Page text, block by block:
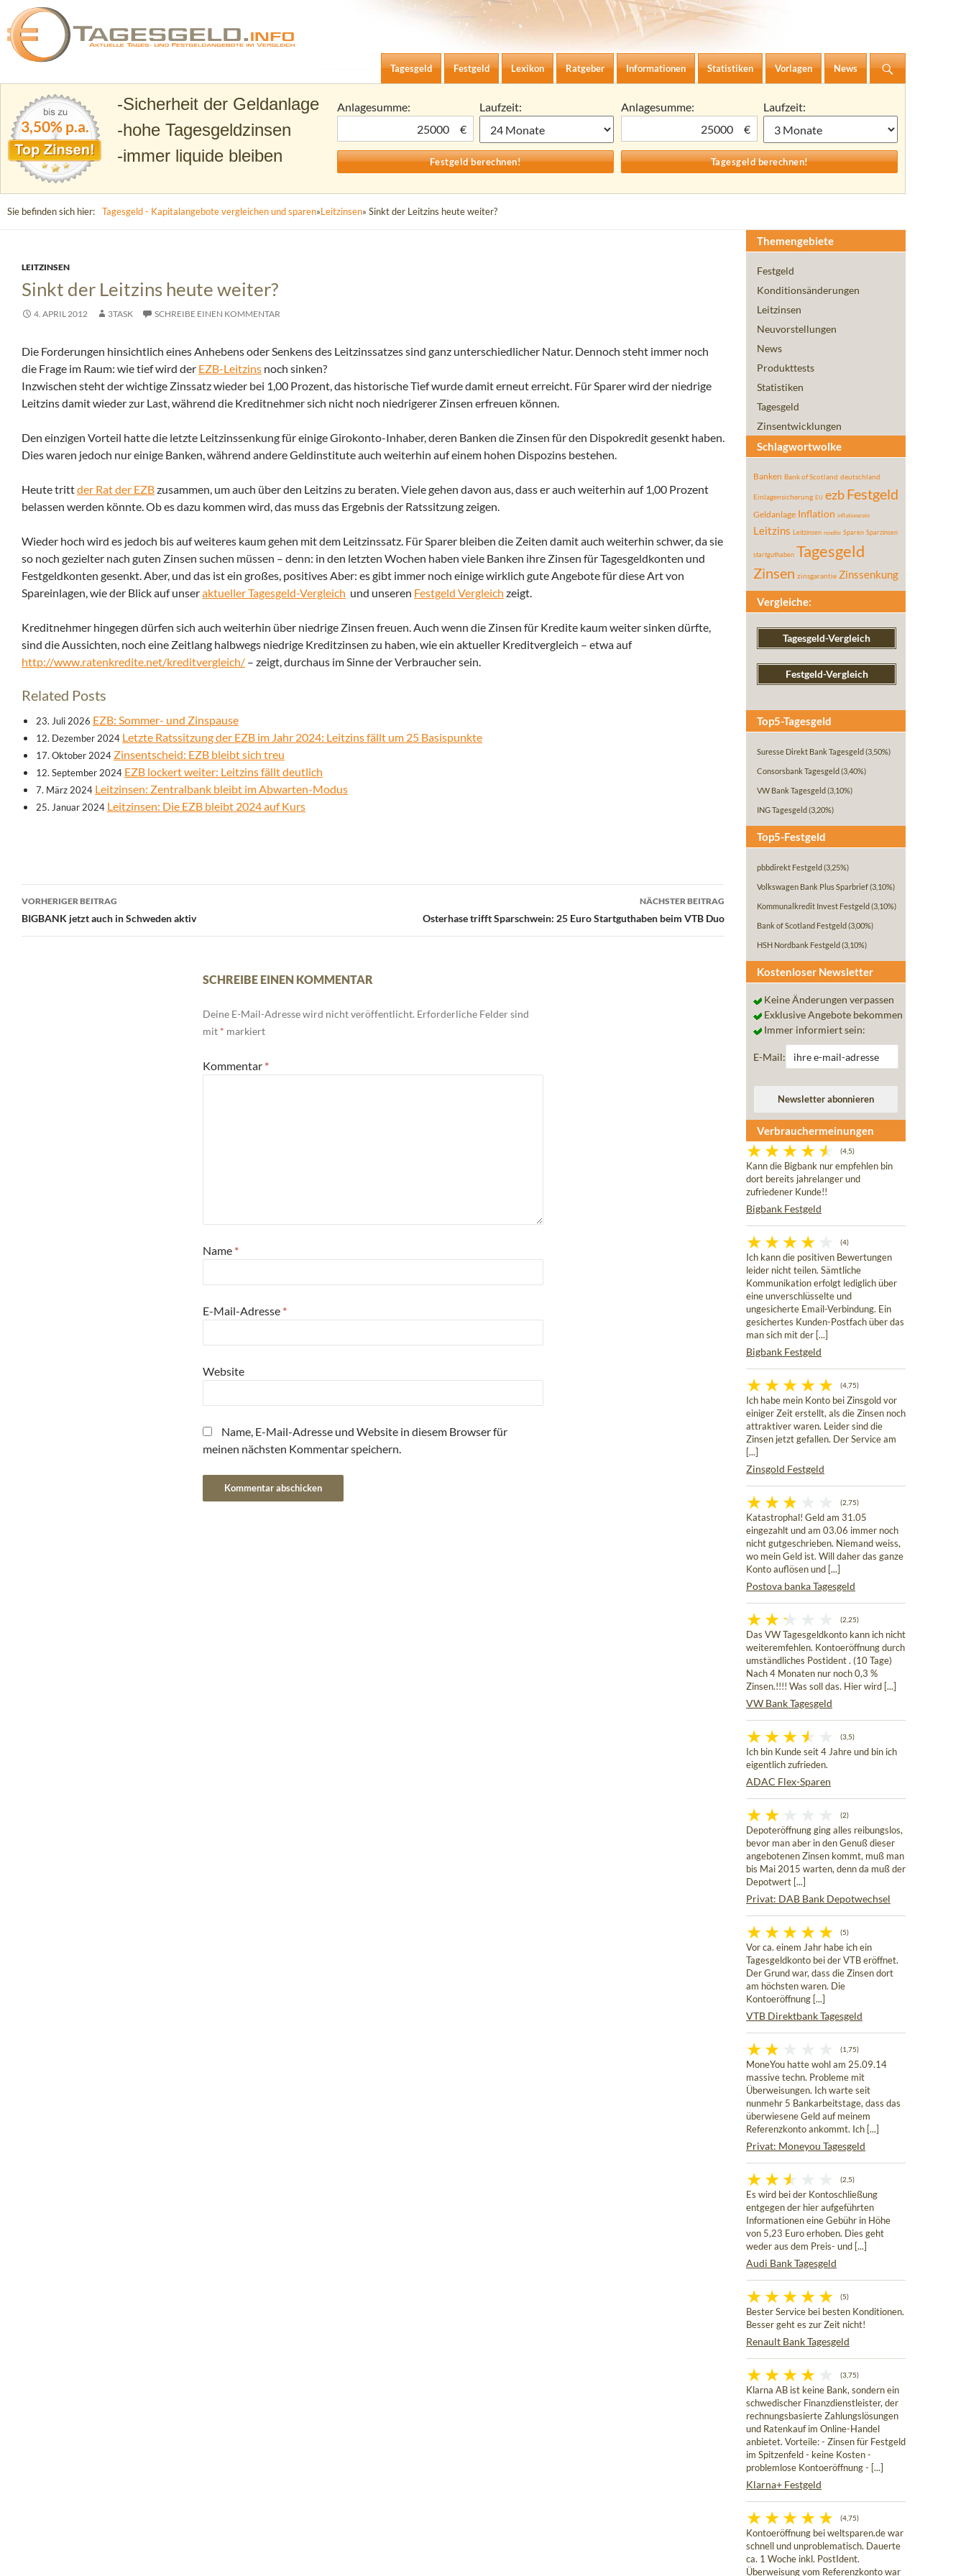
Tagesgeld.info – Tagesgeldkonten vergleichen und Tagesgeld-Zinsen berechnen
Zum Inhalt springen
Tagesgeld
Festgeld Lexikon Ratgeber Informationen Statistiken Vorlagen News
3,50% p.a.
Sicherheit der Geldanlage
hohe Tagesgeldzinsen
immer liquide bleiben
Anlagesumme:
€
Laufzeit:
Anlagesumme:
€
Laufzeit:
Sie befinden sich hier: Tagesgeld - Kapitalangebote vergleichen und sparen»Leitzinsen» Sinkt der Leitzins heute weiter?
LEITZINSEN
Sinkt der Leitzins heute weiter?
4. APRIL 2012 3TASK SCHREIBE EINEN KOMMENTAR
Die Forderungen hinsichtlich eines Anhebens oder Senkens des Leitzinssatzes sind ganz unterschiedlicher Natur. Dennoch steht immer noch
die Frage im Raum: wie tief wird der EZB-Leitzins noch sinken?
Inzwischen steht der wichtige Zinssatz wieder bei 1,00 Prozent, das historische Tief wurde damit erneut erreicht. Für Sparer wird der niedrige
Leitzins damit wieder zur Last, während die Kreditnehmer sich nicht noch niedrigerer Zinsen erfreuen können.
Den einzigen Vorteil hatte die letzte Leitzinssenkung für einige Girokonto-Inhaber, deren Banken die Zinsen für den Dispokredit gesenkt haben.
Dies waren jedoch nur einige Banken, während andere Geldinstitute auch weiterhin auf einem hohen Dispozins bestehen.
Heute trittder Rat der EZBzusammen, um auch über den Leitzins zu beraten. Viele gehen davon aus, dass er auch weiterhin auf 1,00 Prozent
belassen werden könnte. Ob es dazu kommen wird, das muss das Ergebnis der Ratssitzung zeigen.
Wieder hoch wird es jedoch bis auf weiteres kaum gehen mit dem Leitzinssatz. Für Sparer bleiben die Zeiten damit auch weiterhin schwer, da sie
so noch gezielter nach guten Zinsen suchen müssen – denn: in den letzten Wochen haben viele Banken ihre Zinsen für Tagesgeldkonten und
Festgeldkonten gesenkt. Aber, und das ist ein großes, positives Aber: es gibt immer noch einige wirklich gute Angebote für diese Art von
Spareinlagen, wie der Blick auf unseraktueller Tagesgeld-Vergleich und unseren Festgeld Vergleich zeigt.
Kreditnehmer hingegen dürfen sich auch weiterhin über niedrige Zinsen freuen. Auch wenn die Zinsen für Kredite kaum weiter sinken dürfte,
sind die Aussichten, noch eine Zeitlang halbwegs niedrige Kreditzinsen zu haben, wie ein aktueller Kreditvergleich – etwa auf
http://www.ratenkredite.net/kreditvergleich/ – zeigt, durchaus im Sinne der Verbraucher sein.
Related Posts
23. Juli 2026 EZB: Sommer- und Zinspause
12. Dezember 2024 Letzte Ratssitzung der EZB im Jahr 2024: Leitzins fällt um 25 Basispunkte
17. Oktober 2024 Zinsentscheid: EZB bleibt sich treu
12. September 2024 EZB lockert weiter: Leitzins fällt deutlich
7. März 2024 Leitzinsen: Zentralbank bleibt im Abwarten-Modus
25. Januar 2024 Leitzinsen: Die EZB bleibt 2024 auf Kurs
Beitrags-
Navigation
VORHERIGER BEITRAG
BIGBANK jetzt auch in Schweden aktiv
NÄCHSTER BEITRAG
Osterhase trifft Sparschwein: 25 Euro Startguthaben beim VTB Duo
SCHREIBE EINEN KOMMENTAR
Deine E-Mail-Adresse wird nicht veröffentlicht. Erforderliche Felder sind
mit * markiert
Kommentar *
Name *
E-Mail-Adresse *
Website
Name, E-Mail-Adresse und Website in diesem Browser für
meinen nächsten Kommentar speichern.
Themengebiete
Festgeld
Konditionsänderungen
Leitzinsen
Neuvorstellungen
News
Produkttests
Statistiken
Tagesgeld
Zinsentwicklungen
Schlagwortwolke
Banken Bank of Scotland deutschland
Einlagensicherung EU ezbFestgeld
Geldanlage Inflation inflationsrate
Leitzins Leitzinsen rendite Sparen Sparzinsen
startguthaben Tagesgeld
Zinsen zinsgarantie Zinssenkung
Vergleiche:
Tagesgeld-Vergleich
Festgeld-Vergleich
Top5-Tagesgeld
Suresse Direkt Bank Tagesgeld (3,50%)
Consorsbank Tagesgeld (3,40%)
VW Bank Tagesgeld (3,10%)
ING Tagesgeld (3,20%)
Top5-Festgeld
pbbdirekt Festgeld (3,25%)
Volkswagen Bank Plus Sparbrief(3,10%)
Kommunalkredit Invest Festgeld (3,10%)
Bank of Scotland Festgeld (3,00%)
HSH Nordbank Festgeld (3,10%)
Kostenloser Newsletter
Keine Änderungen verpassen
Exklusive Angebote bekommen
Immer informiert sein:
E-Mail:
Verbrauchermeinungen
(4,5)
Kann die Bigbank nur empfehlen bin
dort bereits jahrelanger und
zufriedener Kunde!!
Bigbank Festgeld
(4)
Ich kann die positiven Bewertungen
leider nicht teilen. Sämtliche
Kommunikation erfolgt lediglich über
eine unverschlüsselte und
ungesicherte Email-Verbindung. Ein
gesichertes Kunden-Postfach über das
man sich mit der [...]
Bigbank Festgeld
(4,75)
Ich habe mein Konto bei Zinsgold vor
einiger Zeit erstellt, als die Zinsen noch
attraktiver waren. Leider sind die
Zinsen jetzt gefallen. Der Service am
[...]
Zinsgold Festgeld
(2,75)
Katastrophal! Geld am 31.05
eingezahlt und am 03.06 immer noch
nicht gutgeschrieben. Niemand weiss,
wo mein Geld ist. Will daher das ganze
Konto auflösen und [...]
Postova banka Tagesgeld
(2,25)
Das VW Tagesgeldkonto kann ich nicht
weiteremfehlen. Kontoeröffnung durch
umständliches Postident . (10 Tage)
Nach 4 Monaten nur noch 0,3 %
Zinsen.!!!! Was soll das. Hier wird [...]
VW Bank Tagesgeld
(3,5)
Ich bin Kunde seit 4 Jahre und bin ich
eigentlich zufrieden.
ADAC Flex-Sparen
(2)
Depoteröffnung ging alles reibungslos,
bevor man aber in den Genuß dieser
angebotenen Zinsen kommt, muß man
bis Mai 2015 warten, denn da muß der
Depotwert [...]
Privat: DAB Bank Depotwechsel
(5)
Vor ca. einem Jahr habe ich ein
Tagesgeldkonto bei der VTB eröffnet.
Der Grund war, dass die Zinsen dort
am höchsten waren. Die
Kontoeröffnung [...]
VTB Direktbank Tagesgeld
(1,75)
MoneYou hatte wohl am 25.09.14
massive techn. Probleme mit
Überweisungen. Ich warte seit
nunmehr 5 Bankarbeitstage, dass das
überwiesene Geld auf meinem
Referenzkonto ankommt. Ich [...]
Privat: Moneyou Tagesgeld
(2,5)
Es wird bei der Kontoschließung
entgegen der hier aufgeführten
Informationen eine Gebühr in Höhe
von 5,23 Euro erhoben. Dies geht
weder aus dem Preis- und [...]
Audi Bank Tagesgeld
(5)
Bester Service bei besten Konditionen.
Besser geht es zur Zeit nicht!
Renault Bank Tagesgeld
(3,75)
Klarna AB ist keine Bank, sondern ein
schwedischer Finanzdienstleister, der
rechnungsbasierte Zahlungslösungen
und Ratenkauf im Online-Handel
anbietet. Vorteile: - Zinsen für Festgeld
im Spitzenfeld - keine Kosten -
problemlose Kontoeröffnung - [...]
Klarna+ Festgeld
(4,75)
Kontoeröffnung bei weltsparen.de war
schnell und unproblematisch. Dauerte
ca. 1 Woche inkl. PostIdent.
Überweisung vom Referenzkonto war